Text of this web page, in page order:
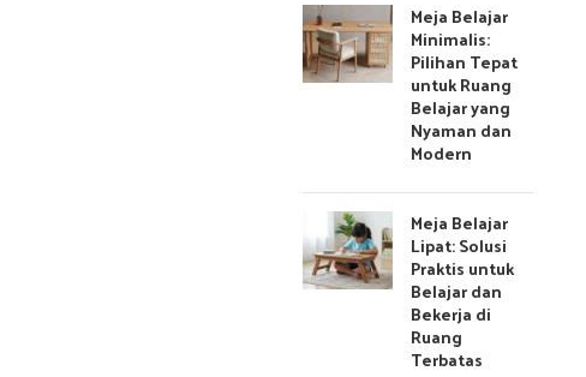
Meja Belajar
Minimalis:
Pilihan Tepat
untuk Ruang
Belajar yang
Nyaman dan
Modern
Meja Belajar
Lipat: Solusi
Praktis untuk
Belajar dan
Bekerja di
Ruang
Terbatas